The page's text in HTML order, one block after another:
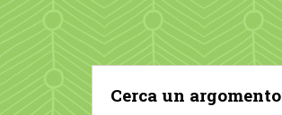
Cerca un argomento